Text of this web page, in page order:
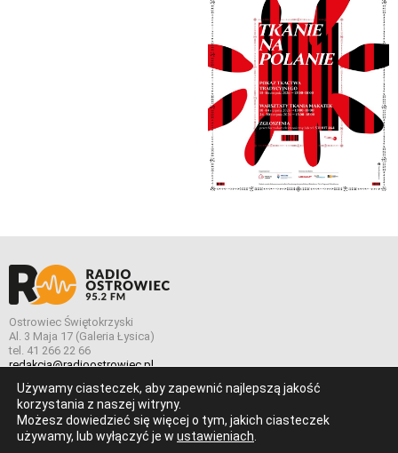
Ostrowiec Świętokrzyski
Al. 3 Maja 17 (Galeria Łysica)
tel. 41 266 22 66
redakcja@radioostrowiec.pl
© Wszelkie prawa zastrzeżone. Radio Ostrowiec 2026 Radio
Ostrowiec.
Stworzone z
Używamy ciasteczek, aby zapewnić najlepszą jakość
korzystania z naszej witryny.
Możesz dowiedzieć się więcej o tym, jakich ciasteczek
używamy, lub wyłączyć je w ustawieniach